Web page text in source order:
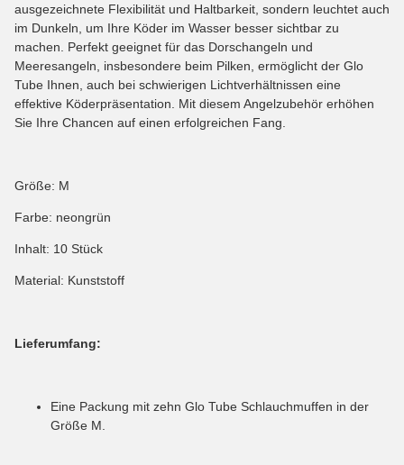
ausgezeichnete Flexibilität und Haltbarkeit, sondern leuchtet auch
im Dunkeln, um Ihre Köder im Wasser besser sichtbar zu
machen. Perfekt geeignet für das Dorschangeln und
Meeresangeln, insbesondere beim Pilken, ermöglicht der Glo
Tube Ihnen, auch bei schwierigen Lichtverhältnissen eine
effektive Köderpräsentation. Mit diesem Angelzubehör erhöhen
Sie Ihre Chancen auf einen erfolgreichen Fang.
Größe: M
Farbe: neongrün
Inhalt: 10 Stück
Material: Kunststoff
Lieferumfang:
Eine Packung mit zehn Glo Tube Schlauchmuffen in der
Größe M.